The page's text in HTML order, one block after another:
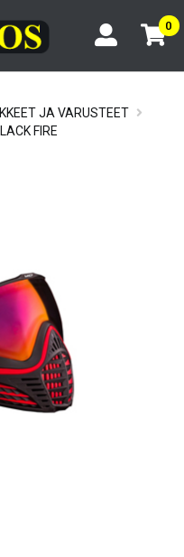
0
JA VARUSTEET
FIRE